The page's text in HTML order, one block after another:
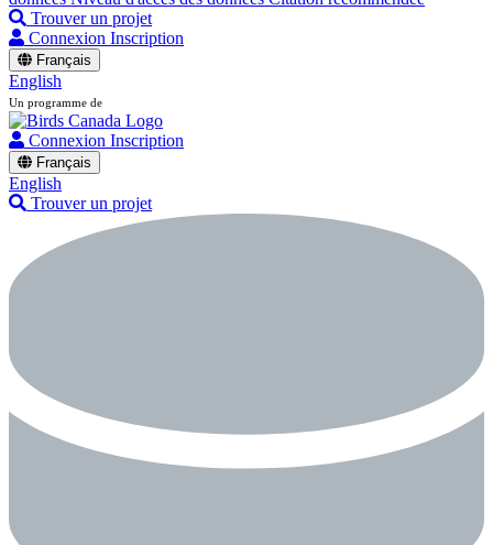
Trouver un projet
Connexion Inscription
Français
English
Un programme de
Connexion Inscription
Français
English
Trouver un projet